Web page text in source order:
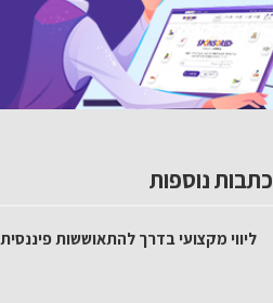
כתבות נוספות
ליווי מקצועי בדרך להתאוששות פיננסית